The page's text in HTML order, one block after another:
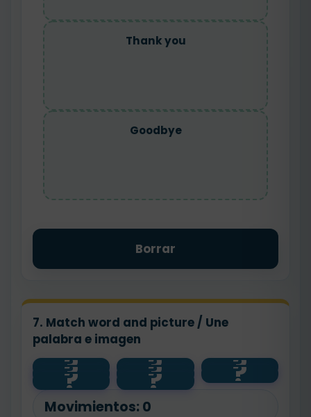
Thank you
Goodbye
Borrar
7. Match word and picture / Une
palabra e imagen
?
Thank you ?
👋 ?
😊
?
✉️ ?
Goodbye ?
Hello
?
👋 ?
From
Movimientos: 0